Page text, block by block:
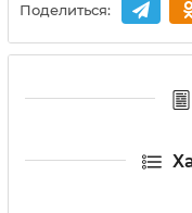
Поделиться: